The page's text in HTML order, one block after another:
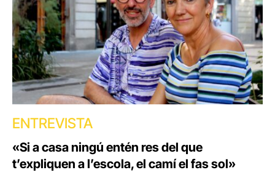
ENTREVISTA
«Si a casa ningú entén res del que
t’expliquen a l’escola, el camí el fas sol»